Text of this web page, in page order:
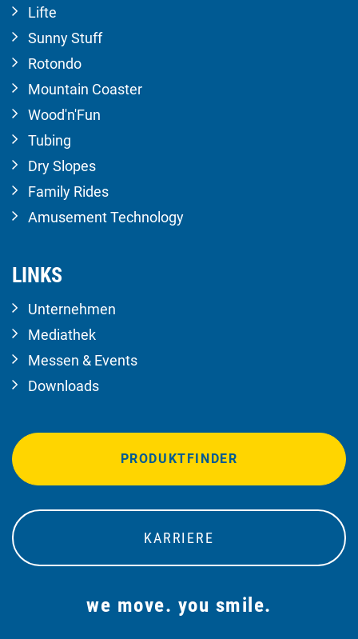
Lifte
Sunny Stuff
Rotondo
Mountain Coaster
Wood'n'Fun
Tubing
Dry Slopes
Family Rides
Amusement Technology
LINKS
Unternehmen
Mediathek
Messen & Events
Downloads
PRODUKTFINDER
KARRIERE
we move. you smile.